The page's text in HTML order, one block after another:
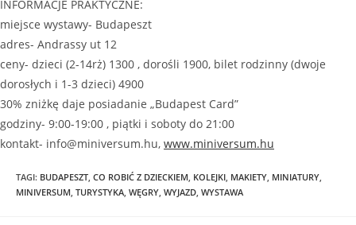
INFORMACJE PRAKTYCZNE:
miejsce wystawy- Budapeszt
adres- Andrassy ut 12
ceny- dzieci (2-14rż) 1300 , dorośli 1900, bilet rodzinny (dwoje
dorosłych i 1-3 dzieci) 4900
30% zniżkę daje posiadanie „Budapest Card”
godziny- 9:00-19:00 , piątki i soboty do 21:00
kontakt- info@miniversum.hu, www.miniversum.hu
TAGI: BUDAPESZT CO ROBIĆ Z DZIECKIEM KOLEJKI MAKIETY MINIATURY
MINIVERSUM TURYSTYKA WĘGRY WYJAZD WYSTAWA